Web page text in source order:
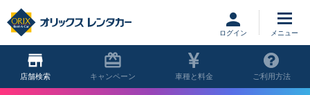
ログイン
店舗 キャンペーン 車種と料金 ご利用方法